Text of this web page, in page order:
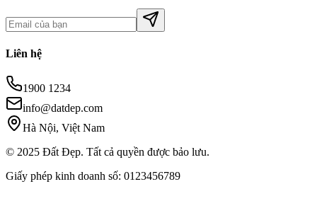
Liên hệ
1900 1234
info@datdep.com
Hà Nội, Việt Nam
© 2025 Đất Đẹp. Tất cả quyền được bảo lưu.
Giấy phép kinh doanh số: 0123456789